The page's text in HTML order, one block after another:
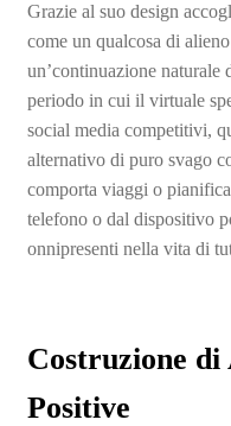
Grazie al suo design
come un qualcosa di
un’continuazione naturale
periodo in cui il virtuale
social media competitivi,
alternativo di puro svago
comporta viaggi o
telefono o dal dispositivo
onnipresenti nella vita di
Costruzione
Positive